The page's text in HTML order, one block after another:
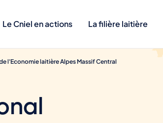
Le Cniel en actions La filière laitière
l'Economie laitière Alpes Massif Central